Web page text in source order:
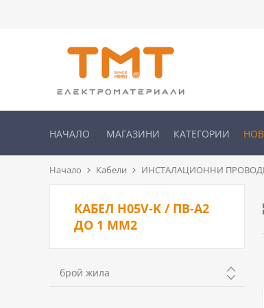
НАЧАЛО МАГАЗИНИ КАТЕГОРИИ
Начало Кабели ИНСТАЛАЦИОННИ
КАБЕЛ H05V-K / ПВ-А2
ДО 1 ММ2
брой жила